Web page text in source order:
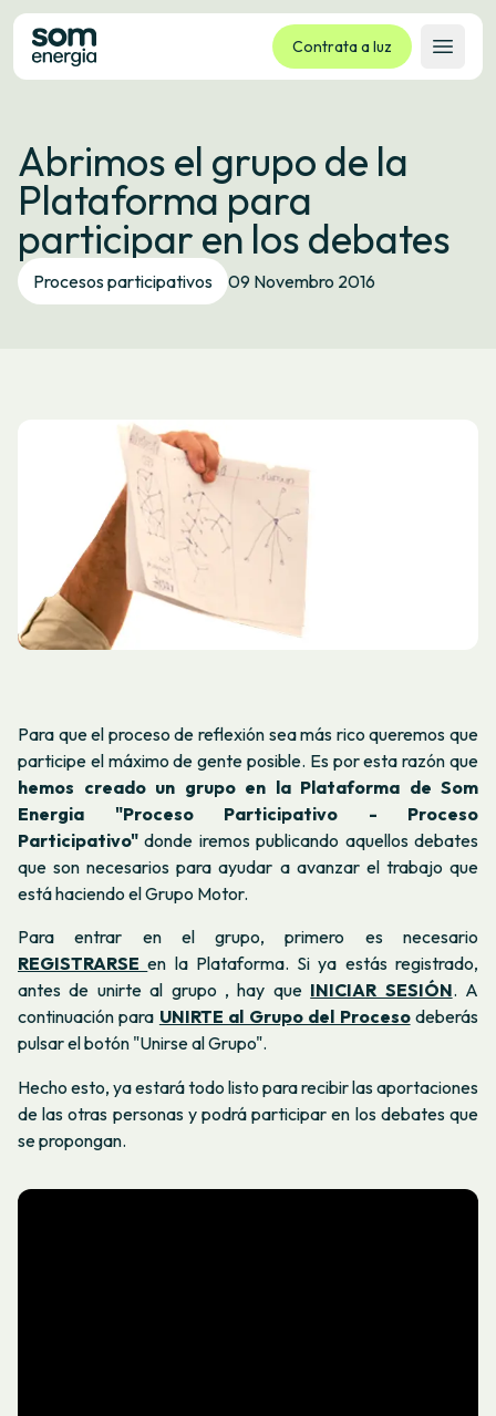
Contrata a luz
Abrir
Tarifas
Servizos
Empresas
La cooperativa
Contacto
Abrimos el grupo de la
Plataforma para
participar en los debates
Procesos participativos 09 Novembro 2016
Para que el proceso de reflexión sea más rico queremos que
participe el máximo de gente posible. Es por esta razón que
hemos creado un grupo en la Plataforma de Som
Energia "Proceso Participativo - Proceso
Participativo" donde iremos publicando aquellos debates
que son necesarios para ayudar a avanzar el trabajo que
está haciendo el Grupo Motor.
Para entrar en el grupo, primero es necesario
REGISTRARSE en la Plataforma. Si ya estás registrado,
antes de unirte al grupo , hay que INICIAR SESIÓN. A
continuación para UNIRTE al Grupo del Procesodeberás
pulsar el botón "Unirse al Grupo".
Hecho esto, ya estará todo listo para recibir las aportaciones
de las otras personas y podrá participar en los debates que
se propongan.